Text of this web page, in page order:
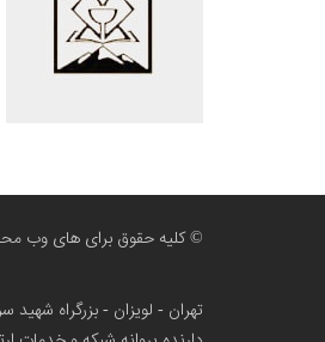
© کلیه حقوق برای های وب
تهران - لویزان - بزرگراه شهید